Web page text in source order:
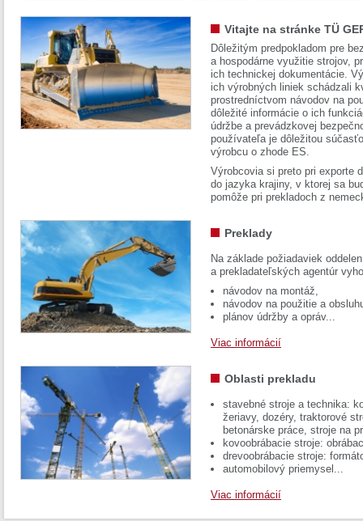
Vitajte na stránke TÜ
Dôležitým predpokladom pre
a hospodárne využitie strojov,
ich technickej dokumentácie.
ich výrobných liniek schádzali
prostredníctvom návodov na
dôležité informácie o ich
údržbe a prevádzkovej
používateľa je dôležitou
výrobcu o zhode ES.
Výrobcovia si preto pri exporte
do jazyka krajiny, v ktorej sa
pomôže pri prekladoch z
Preklady
Na základe požiadaviek
a prekladateľských agentúr
návodov na montáž,
návodov na použitie a
plánov údržby a opráv...
Viac informácií
Oblasti prekladu
stavebné stroje a technika:
žeriavy, dozéry, traktorové
betonárske práce, stroje na
kovoobrábacie stroje:
drevoobrábacie stroje:
automobilový priemysel...
Viac informácií